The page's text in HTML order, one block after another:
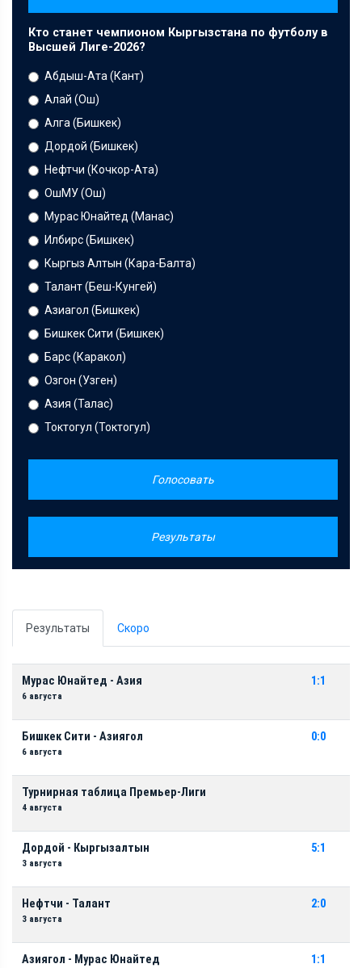
Кто станет чемпионом Кыргызстана по футболу в
Высшей Лиге-2026?
Абдыш-Ата (Кант)
Алай (Ош)
Алга (Бишкек)
Дордой (Бишкек)
Нефтчи (Кочкор-Ата)
ОшМУ (Ош)
Мурас Юнайтед (Манас)
Илбирс (Бишкек)
Кыргыз Алтын (Кара-Балта)
Талант (Беш-Кунгей)
Азиагол (Бишкек)
Бишкек Сити (Бишкек)
Барс (Каракол)
Озгон (Узген)
Азия (Талас)
Токтогул (Токтогул)
Голосовать
Результаты
Результаты Скоро
Мурас Юнайтед - Азия
6 августа
1:1
Бишкек Сити - Азиягол
6 августа
0:0
Турнирная таблица Премьер-Лиги
4 августа
Дордой - Кыргызалтын
3 августа
5:1
Нефтчи - Талант
3 августа
2:0
Азиягол - Мурас Юнайтед 1:1